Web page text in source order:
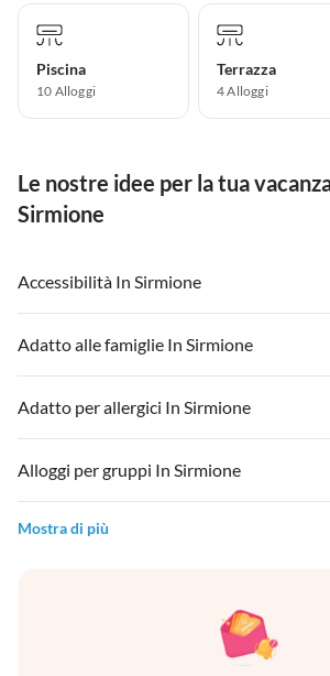
Piscina
10 Alloggi
Terrazza
4 Alloggi
Le nostre idee per la tua
Sirmione
Accessibilità In Sirmione
Adatto alle famiglie In Sirmione
Adatto per allergici In Sirmione
Alloggi per gruppi In Sirmione
Mostra di più